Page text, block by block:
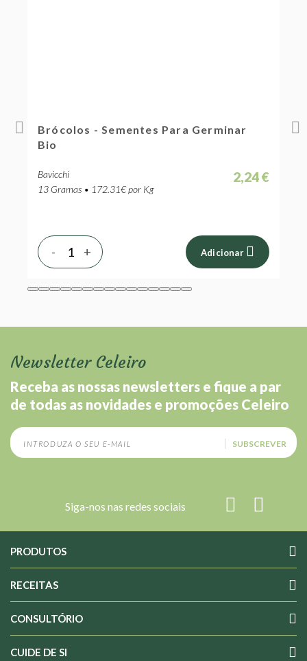
Brócolos - Sementes Para Germinar
Bio
Bavicchi
13 Gramas • 172.31€ por Kg
2,24 €
+
- Adicionar
Newsletter Celeiro
Receba as nossas newsletters e fique a par
de todas as novidades e promoções Celeiro
SUBSCREVER
Siga-nos nas redes sociais
PRODUTOS
RECEITAS
CONSULTÓRIO
CUIDE DE SI